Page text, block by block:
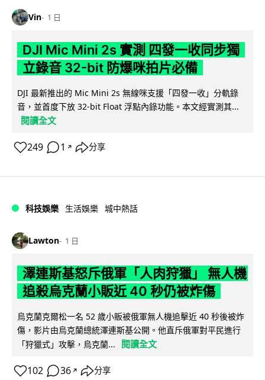
Vin 1 日
DJI Mic Mini 2s 實測 四發一收同步獨
立錄音 32-bit 防爆咪拍片必備
DJI 最新推出的 Mic Mini 2s 無線咪支援「四發一收」分軌錄
音，並首度下放 32-bit Float 浮點內錄功能。本文經實測其...
閱讀全文
249 1 ↗ 分享
科技娛樂 生活娛樂 城中熱話
Lawton 1 日
澤連斯基怒斥俄軍「人肉狩獵」 無人機
追殺烏克蘭小販近 40 秒仍被炸傷
烏克蘭克爾松一名 52 歲小販被俄軍無人機追擊近 40 秒後被炸
傷，影片由烏克蘭總統澤連斯基公開。他直斥俄軍對平民進行
「狩獵式」攻擊，烏克蘭...
閱讀全文
102 36 ↗ 分享